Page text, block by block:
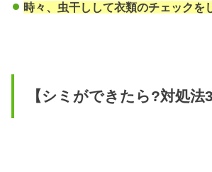
時々、虫干しして衣類のチェックを
【シミができたら?対処法3